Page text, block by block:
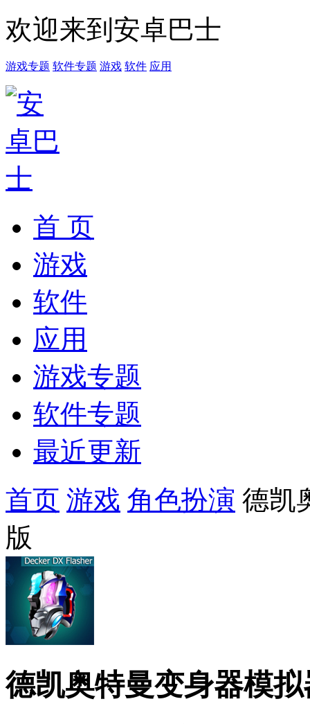
欢迎来到安卓巴士
游戏专题 软件专题 游戏 软件 应用
首 页
游戏
软件
应用
游戏专题
软件专题
最近更新
首页 游戏 角色扮演 德凯
版
德凯奥特曼变身器模